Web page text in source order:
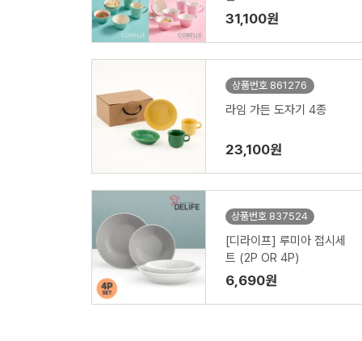
31,100원
상품번호 861276
라임 가든 도자기 4종
23,100원
상품번호 837524
[디라이프] 루미아 접시세
트 (2P OR 4P)
6,690원